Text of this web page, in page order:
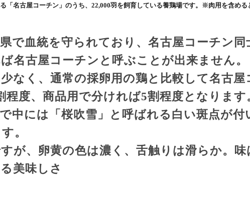
「名古屋コーチン」のうち、 22,000羽を飼育している養鶏場です。 ※肉用を含める
で血統を守られており、名古屋コーチン同
名古屋コーチンと呼ぶことが出来ません
なく、通常の採卵用の鶏と比較して名古屋
程度、商品用で分ければ5割程度となります
中には「桜吹雪」と呼ばれる白い斑点が付
。
が、卵黄の色は濃く、舌触りは滑らか。味
美味しさ